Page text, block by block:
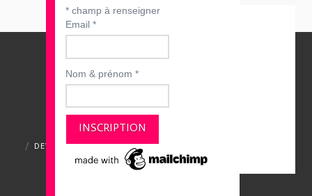
DEVENIR ANNONCEUR
MENTIONS LÉGALES
POLITIQUE DE CONFIDENTIALITÉ
* champ à renseigner
Email *
Nom & prénom *